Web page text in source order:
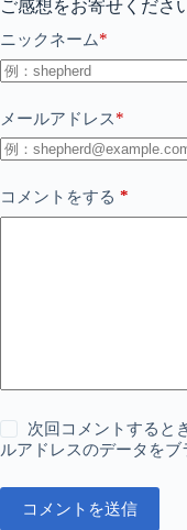
ご感想をお寄せくださ
ニックネーム*
メールアドレス*
コメントをする *
次回コメントすると
ルアドレスのデータを
コメントを送信